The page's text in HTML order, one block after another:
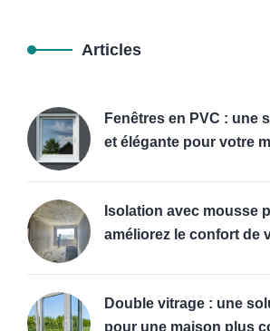
Articles
Fenêtres en PVC : une
et élégante pour votre
Isolation avec mousse
améliorez le confort de
Double vitrage : une
pour une maison plus